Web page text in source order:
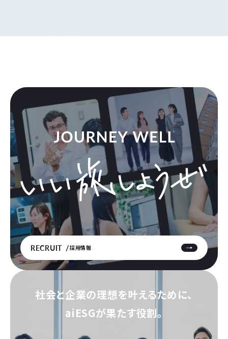
RECRUIT 採用情報
社会と企業の理想を叶えるために、
aiESGが果たす役割。